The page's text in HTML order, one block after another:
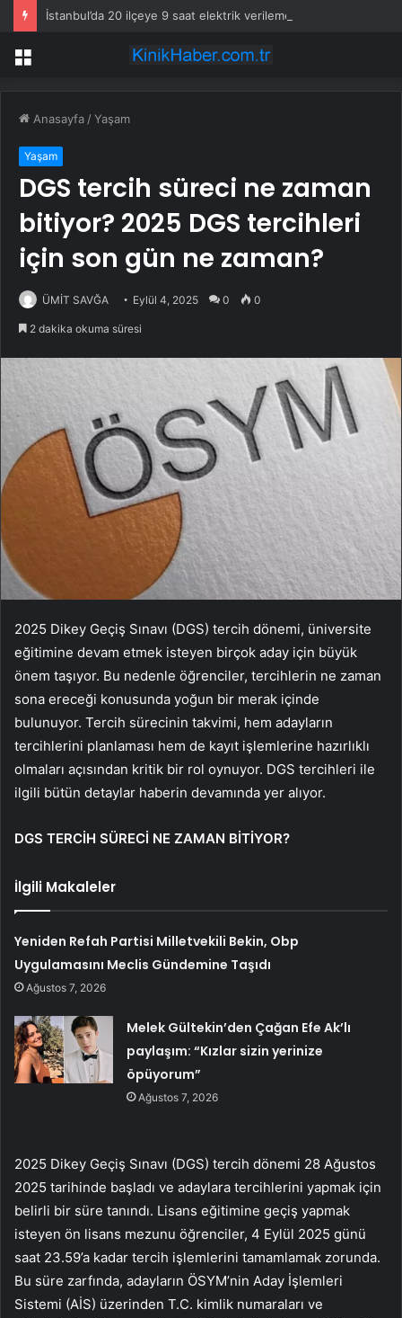
İstanbul’da 20 ilçeye 9 saat elektrik verilemeyecek
Menü
Anasayfa /Yaşam
Yaşam
DGS tercih süreci ne zaman
bitiyor? 2025 DGS tercihleri
için son gün ne zaman?
ÜMİT SAVĞA Eylül 4, 2025 0 0
2 dakika okuma süresi
2025 Dikey Geçiş Sınavı (DGS) tercih dönemi, üniversite
eğitimine devam etmek isteyen birçok aday için büyük
önem taşıyor. Bu nedenle öğrenciler, tercihlerin ne zaman
sona ereceği konusunda yoğun bir merak içinde
bulunuyor. Tercih sürecinin takvimi, hem adayların
tercihlerini planlaması hem de kayıt işlemlerine hazırlıklı
olmaları açısından kritik bir rol oynuyor. DGS tercihleri ile
ilgili bütün detaylar haberin devamında yer alıyor.
DGS TERCİH SÜRECİ NE ZAMAN BİTİYOR?
İlgili Makaleler
Yeniden Refah Partisi Milletvekili Bekin, Obp
Uygulamasını Meclis Gündemine Taşıdı
Ağustos 7, 2026
Melek Gültekin’den Çağan Efe Ak’lı
paylaşım: “Kızlar sizin yerinize
öpüyorum”
Ağustos 7, 2026
2025 Dikey Geçiş Sınavı (DGS) tercih dönemi 28 Ağustos
2025 tarihinde başladı ve adaylara tercihlerini yapmak için
belirli bir süre tanındı. Lisans eğitimine geçiş yapmak
isteyen ön lisans mezunu öğrenciler, 4 Eylül 2025 günü
saat 23.59’a kadar tercih işlemlerini tamamlamak zorunda.
Bu süre zarfında, adayların ÖSYM’nin Aday İşlemleri
Sistemi (AİS) üzerinden T.C. kimlik numaraları ve